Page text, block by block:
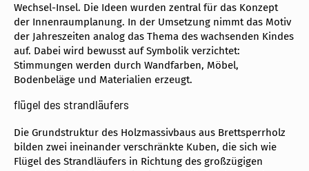
Wechsel-Insel. Die Ideen wurden zentral für das Konzept
der Innenraumplanung. In der Umsetzung nimmt das Motiv
der Jahreszeiten analog das Thema des wachsenden Kindes
auf. Dabei wird bewusst auf Symbolik verzichtet:
Stimmungen werden durch Wandfarben, Möbel,
Bodenbeläge und Materialien erzeugt.
flügel des strandläufers
Die Grundstruktur des Holzmassivbaus aus Brettsperrholz
bilden zwei ineinander verschränkte Kuben, die sich wie
Flügel des Strandläufers in Richtung des großzügigen